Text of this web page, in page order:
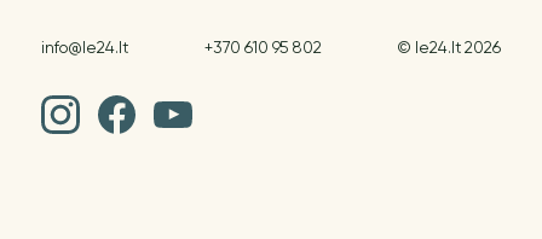
info@le24.lt +370 610 95 802 © le24.lt 2026